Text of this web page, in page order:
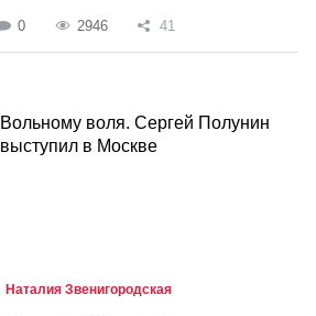
0 2946 41
Вольному воля. Сергей Полунин
выступил в Москве
Наталия Звенигородская